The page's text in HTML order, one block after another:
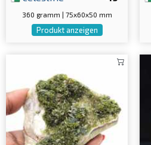
360 gramm | 75x60x50 mm
Produkt anzeigen